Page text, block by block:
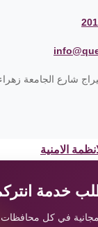
شارع الجامعة زهراء
الامنية
خدمة انتركم
في كل محافظات